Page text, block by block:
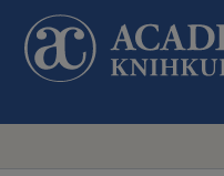
Skip to main content